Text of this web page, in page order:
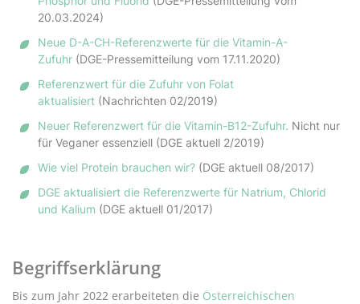
20.03.2024)
Neue D-A-CH-Referenzwerte für die Vitamin-A-
Zufuhr (DGE-Pressemitteilung vom 17.11.2020)
Referenzwert für die Zufuhr von Folat
aktualisiert (Nachrichten 02/2019)
Neuer Referenzwert für die Vitamin-B12-Zufuhr. Nicht nur
für Veganer essenziell (DGE aktuell 2/2019)
Wie viel Protein brauchen wir? (DGE aktuell 08/2017)
DGE aktualisiert die Referenzwerte für Natrium, Chlorid
und Kalium (DGE aktuell 01/2017)
Begriffserklärung
Bis zum Jahr 2022 erarbeiteten die Österreichischen